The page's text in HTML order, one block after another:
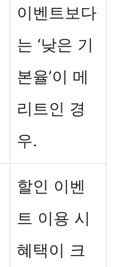
이벤트보다
는 ‘낮은 기
본율’이 메
리트인 경
우.
할인 이벤
트 이용 시
혜택이 크